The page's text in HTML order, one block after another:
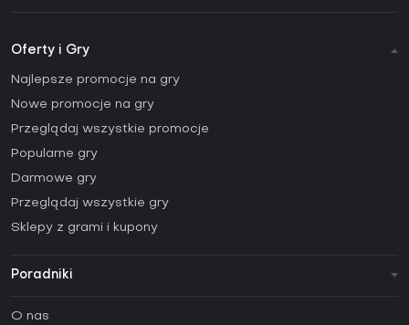
Oferty i Gry
Najlepsze promocje na gry
Nowe promocje na gry
Przeglądaj wszystkie promocje
Popularne gry
Darmowe gry
Przeglądaj wszystkie gry
Sklepy z grami i kupony
Poradniki
O nas